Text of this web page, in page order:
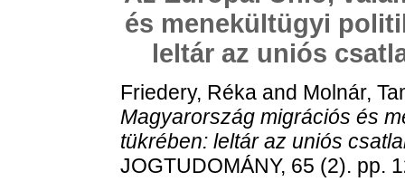
és menekültügyi
leltár az uniós
Friedery, Réka and Molnár,
Magyarország migrációs és
tükrében: leltár az uniós
JOGTUDOMÁNY, 65 (2). pp.